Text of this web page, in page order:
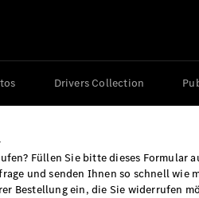
Drivers Collection
Füllen Sie bitte dieses Formular
und senden Ihnen so schnell wie
Bestellung ein, die Sie widerrufen